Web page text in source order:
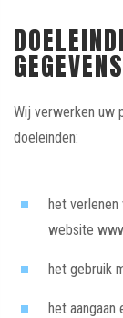
Wij verwerken uw
doeleinden:
het
website
het gebruik
het